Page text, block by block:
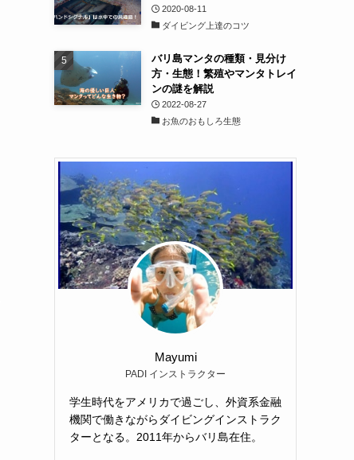
2020-08-11
ダイビング上達のコツ
バリ島マンタの種類・見分け
方・生態！繁殖やマンタトレイ
ンの謎を解説
2022-08-27
お魚のおもしろ生態
Mayumi
PADI インストラクター
学生時代をアメリカで過ごし、外資系金融
機関で働きながらダイビングインストラク
ターとなる。2011年からバリ島在住。